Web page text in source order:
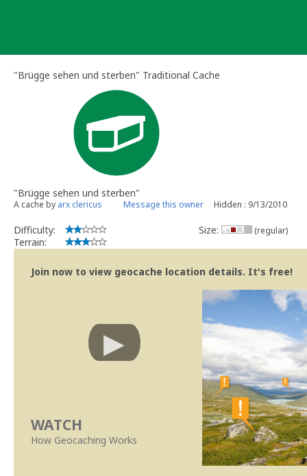
"Brügge sehen und sterben" Traditional Cache
"Brügge sehen und sterben"
A cache by arx clericus Message this owner Hidden : 9/13/2010
Difficulty:
Terrain:
Size: (regular)
Join now to view geocache location details. It's free!
WATCH
How Geocaching Works